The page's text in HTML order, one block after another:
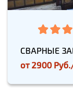
СВАРНЫЕ
от2900